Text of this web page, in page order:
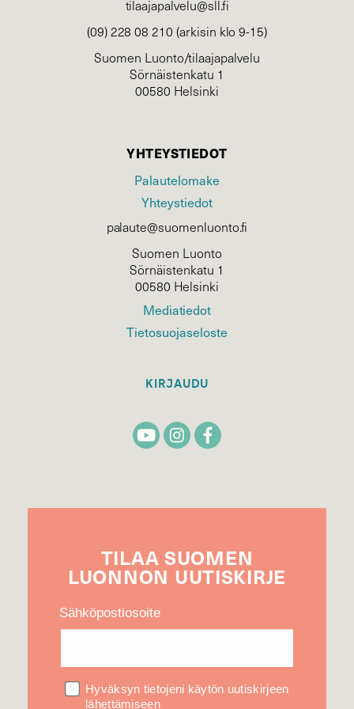
tilaajapalvelu@sll.fi
(09) 228 08 210 (arkisin klo 9-15)
Suomen Luonto/tilaajapalvelu
Sörnäistenkatu 1
00580 Helsinki
YHTEYSTIEDOT
Palautelomake
Yhteystiedot
palaute@suomenluonto.fi
Suomen Luonto
Sörnäistenkatu 1
00580 Helsinki
Mediatiedot
Tietosuojaseloste
KIRJAUDU
TILAA SUOMEN
LUONNON UUTIS­KIRJE
Sähköpostiosoite
Hyväksyn tietojeni käytön uutiskirjeen
lähettämiseen